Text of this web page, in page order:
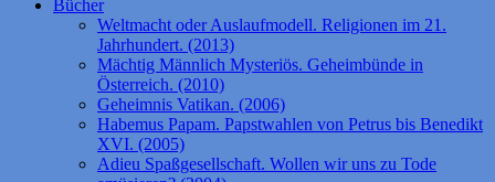
Bücher
Weltmacht oder Auslaufmodell. Religionen im 21.
Jahrhundert. (2013)
Mächtig Männlich Mysteriös. Geheimbünde in
Österreich. (2010)
Geheimnis Vatikan. (2006)
Habemus Papam. Papstwahlen von Petrus bis Benedikt
XVI. (2005)
Adieu Spaßgesellschaft. Wollen wir uns zu Tode